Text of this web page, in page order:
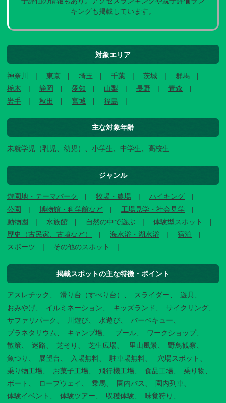
キングも掲載しています。
対象エリア
神奈川 東京 埼玉 千葉 茨城
群馬
栃木
静岡 愛知 山梨 長野
青森
岩手
秋田 宮城 福島
主な対象年齢
未就学児（乳児、幼児）、小学生、中学生、高校生
ジャンル
遊園地・テーマパーク 牧場・農場
ハイキング
公園
博物館・科学館など
工場見学・社会見学
動物園
水族館 自然の中で遊ぶ
体験型スポット
歴史（古民家、古墳など）
海水浴・湖水浴
宿泊
スポーツ
その他のスポット
掲載スポットの主な特徴・ポイント
アスレチック 滑り台（すべり台） スライダー
遊具
おみやげ
イルミネーション キッズランド
サイクリング
サファリパーク
川遊び 水遊び
バーベキュー
プラネタリウム
キャンプ場 プール
ワークショップ
散策
迷路 芝そり 芝生広場 里山風景
野鳥観察
魚つり
展望台 入場無料 駐車場無料
穴場スポット
乗り物工場
お菓子工場 飛行機工場 食品工場
乗り物
ボート
ロープウェイ 乗馬 園内バス
園内列車
体験イベント
体験ツアー 収穫体験 味覚狩り